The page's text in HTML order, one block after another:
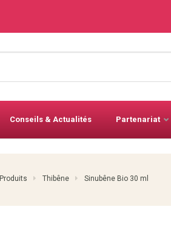
Conseils & Actualités Partenariat
Produits Thibêne Sinubêne Bio 30 ml